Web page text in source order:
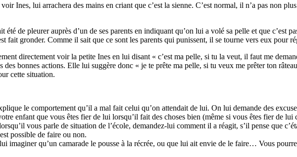
Ines, lui arrachera des mains en criant que c’est la sienne. C’est normal, il n’a pas non
été de pleurer auprès d’un de ses parents en indiquant qu’on lui a volé sa pelle et que c’est
fait gronder. Comme il sait que ce sont les parents qui punissent, il se tourne vers eux pour
directement voir la petite Ines en lui disant « c’est ma pelle, si tu la veut, il faut me
bonnes actions. Elle lui suggère donc « je te prête ma pelle, si tu veux me prêter ton
cette situation.
le comportement qu’il a mal fait celui qu’on attendait de lui. On lui demande des
enfant que vous êtes fier de lui lorsqu’il fait des choses bien (même si vous êtes fier de lui
vous parle de situation de l’école, demandez-lui comment il a réagit, s’il pense que
possible de faire ou non.
imaginer qu’un camarade le pousse à la récrée, ou que lui ait envie de le faire… Vous